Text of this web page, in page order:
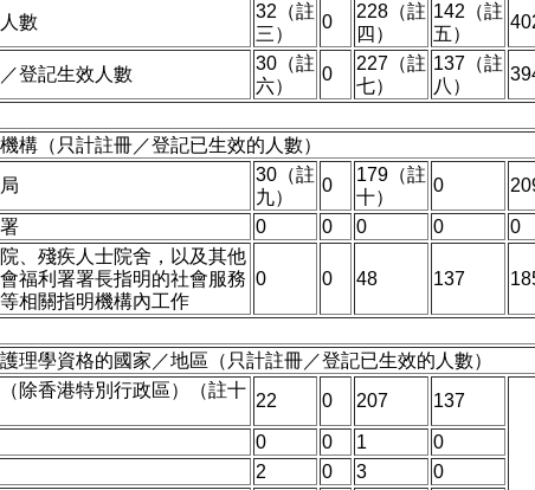
數
32（註
三）
0
228（註
四）
142（註
五）
登記生效人數
30（註
六）
0
227（註
七）
137（註
八）
構（只計註冊／登記已生效的人數）
30（註
九）
0
179（註
十）
0
0 0 0 0
0
、殘疾人士院舍，以及其他
福利署署長指明的社會服務
相關指明機構內工作
0 0 48 137
理學資格的國家／地區（只計註冊／登記已生效的人數）
除香港特別行政區）（註十
22 0 207 137
0 0 1
0
2 0 3
0